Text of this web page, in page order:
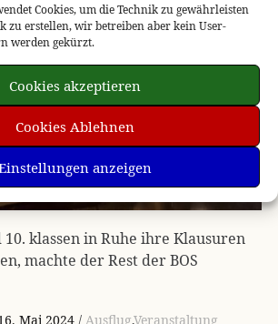
Cookies, um die Technik zu gewährleisten
zu erstellen, wir betreiben aber kein User-
werden gekürzt.
Cookies akzeptieren
Cookies Ablehnen
anzeigen
klassen in Ruhe ihre Klausuren
machte der Rest der BOS
Mai 2024 Ausflug,Veranstaltung